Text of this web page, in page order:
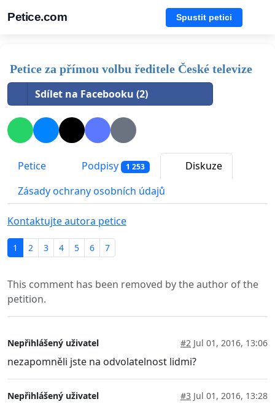
Petice.com Spustit petici
Petice za přímou volbu ředitele České televize
Sdílet na Facebooku (2)
Petice Podpisy 1 253
Diskuze
Zásady ochrany osobních údajů
Kontaktujte autora petice
1 2 3 4 5 6 7
This comment has been removed by the author of the
petition.
Nepřihlášený uživatel #2 Jul 01, 2016, 13:06
nezapomněli jste na odvolatelnost lidmi?
Nepřihlášený uživatel #3 Jul 01, 2016, 13:28